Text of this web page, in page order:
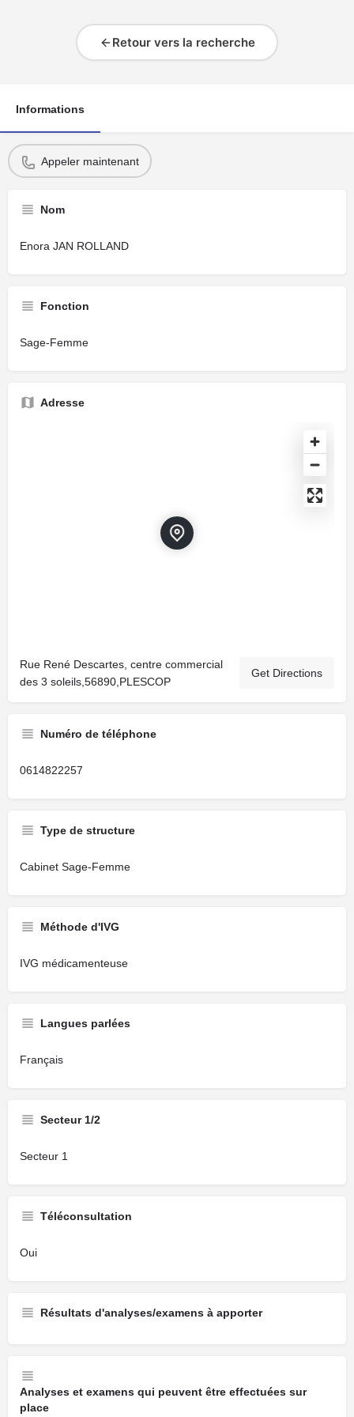
Retour vers la recherche
Informations
Appeler maintenant
Nom
Enora JAN ROLLAND
Fonction
Sage-Femme
Adresse
Rue René Descartes, centre commercial
des 3 soleils,56890,PLESCOP
Get Directions
Numéro de téléphone
0614822257
Type de structure
Cabinet Sage-Femme
Méthode d'IVG
IVG médicamenteuse
Langues parlées
Français
Secteur 1/2
Secteur 1
Téléconsultation
Oui
Résultats d'analyses/examens à apporter
Analyses et examens qui peuvent être effectuées sur
place